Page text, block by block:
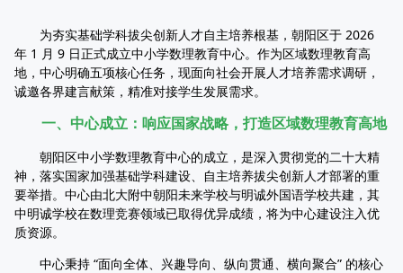
为夯实基础学科拔尖创新人才自主培养根基，朝阳区于 2026
年 1 月 9 日正式成立中小学数理教育中心。作为区域数理教育高
地，中心明确五项核心任务，现面向社会开展人才培养需求调研，
诚邀各界建言献策，精准对接学生发展需求。
一、中心成立：响应国家战略，打造区域数理教育高地
朝阳区中小学数理教育中心的成立，是深入贯彻党的二十大精
神，落实国家加强基础学科建设、自主培养拔尖创新人才部署的重
要举措。中心由北大附中朝阳未来学校与明诚外国语学校共建，其
中明诚学校在数理竞赛领域已取得优异成绩，将为中心建设注入优
质资源。
中心秉持 “面向全体、兴趣导向、纵向贯通、横向聚合” 的核心